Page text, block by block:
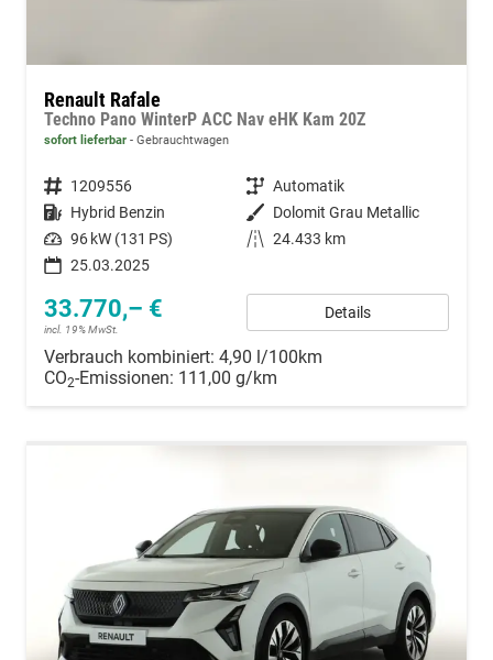
Renault Rafale
Techno Pano WinterP ACC Nav eHK Kam 20Z
sofort lieferbar Gebrauchtwagen
Fahrzeugnummer 1209556 Getriebe Automatik
Kraftstoff Hybrid Benzin Außenfarbe Dolomit Grau Metallic
Leistung 96 kW (131 PS) Kilometerstand 24.433 km
25.03.2025
33.770,– €
incl. 19% MwSt.
Details
Verbrauch kombiniert: 4,90 l/100km
CO2-Emissionen: 111,00 g/km